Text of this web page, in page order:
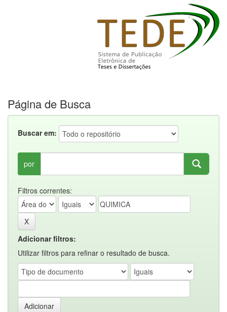
Página de Busca
Buscar em:
por
Filtros correntes:
Adicionar filtros:
Utilizar filtros para refinar o resultado de busca.